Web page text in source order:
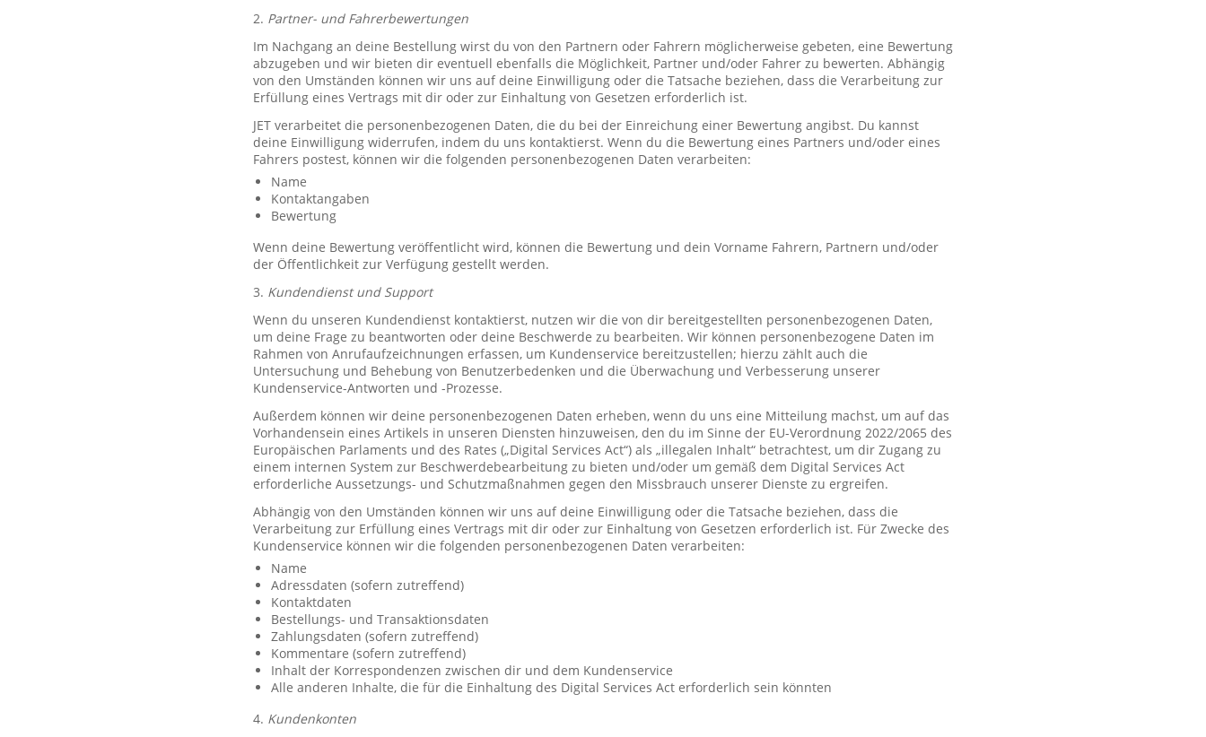
2. Partner- und Fahrerbewertungen
Im Nachgang an deine Bestellung wirst du von den Partnern oder Fahrern möglicherweise gebeten, eine Bewertung
abzugeben und wir bieten dir eventuell ebenfalls die Möglichkeit, Partner und/oder Fahrer zu bewerten. Abhängig
von den Umständen können wir uns auf deine Einwilligung oder die Tatsache beziehen, dass die Verarbeitung zur
Erfüllung eines Vertrags mit dir oder zur Einhaltung von Gesetzen erforderlich ist.
JET verarbeitet die personenbezogenen Daten, die du bei der Einreichung einer Bewertung angibst. Du kannst
deine Einwilligung widerrufen, indem du uns kontaktierst. Wenn du die Bewertung eines Partners und/oder eines
Fahrers postest, können wir die folgenden personenbezogenen Daten verarbeiten:
Name
Kontaktangaben
Bewertung
Wenn deine Bewertung veröffentlicht wird, können die Bewertung und dein Vorname Fahrern, Partnern und/oder
der Öffentlichkeit zur Verfügung gestellt werden.
3. Kundendienst und Support
Wenn du unseren Kundendienst kontaktierst, nutzen wir die von dir bereitgestellten personenbezogenen Daten,
um deine Frage zu beantworten oder deine Beschwerde zu bearbeiten. Wir können personenbezogene Daten im
Rahmen von Anrufaufzeichnungen erfassen, um Kundenservice bereitzustellen; hierzu zählt auch die
Untersuchung und Behebung von Benutzerbedenken und die Überwachung und Verbesserung unserer
Kundenservice-Antworten und -Prozesse.
Außerdem können wir deine personenbezogenen Daten erheben, wenn du uns eine Mitteilung machst, um auf das
Vorhandensein eines Artikels in unseren Diensten hinzuweisen, den du im Sinne der EU-Verordnung 2022/2065 des
Europäischen Parlaments und des Rates („Digital Services Act“) als „illegalen Inhalt“ betrachtest, um dir Zugang zu
einem internen System zur Beschwerdebearbeitung zu bieten und/oder um gemäß dem Digital Services Act
erforderliche Aussetzungs- und Schutzmaßnahmen gegen den Missbrauch unserer Dienste zu ergreifen.
Abhängig von den Umständen können wir uns auf deine Einwilligung oder die Tatsache beziehen, dass die
Verarbeitung zur Erfüllung eines Vertrags mit dir oder zur Einhaltung von Gesetzen erforderlich ist. Für Zwecke des
Kundenservice können wir die folgenden personenbezogenen Daten verarbeiten:
Name
Adressdaten (sofern zutreffend)
Kontaktdaten
Bestellungs- und Transaktionsdaten
Zahlungsdaten (sofern zutreffend)
Kommentare (sofern zutreffend)
Inhalt der Korrespondenzen zwischen dir und dem Kundenservice
Alle anderen Inhalte, die für die Einhaltung des Digital Services Act erforderlich sein könnten
4. Kundenkonten